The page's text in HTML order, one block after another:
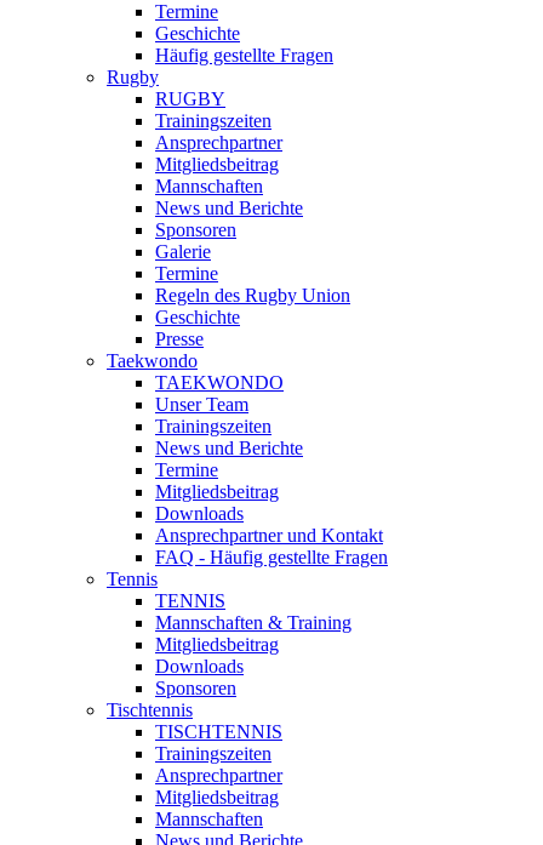
Termine
Geschichte
Häufig gestellte Fragen
Rugby
RUGBY
Trainingszeiten
Ansprechpartner
Mitgliedsbeitrag
Mannschaften
News und Berichte
Sponsoren
Galerie
Termine
Regeln des Rugby Union
Geschichte
Presse
Taekwondo
TAEKWONDO
Unser Team
Trainingszeiten
News und Berichte
Termine
Mitgliedsbeitrag
Downloads
Ansprechpartner und Kontakt
FAQ - Häufig gestellte Fragen
Tennis
TENNIS
Mannschaften & Training
Mitgliedsbeitrag
Downloads
Sponsoren
Tischtennis
TISCHTENNIS
Trainingszeiten
Ansprechpartner
Mitgliedsbeitrag
Mannschaften
News und Berichte